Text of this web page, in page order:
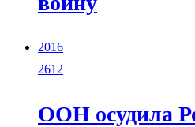
2016
2612
ООН осудила